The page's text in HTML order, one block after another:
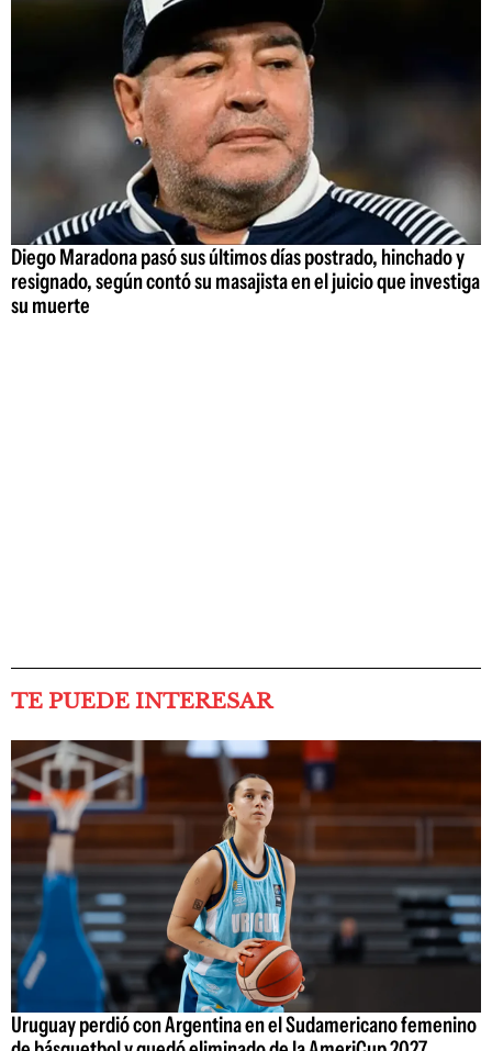
Diego Maradona pasó sus últimos días postrado, hinchado y
resignado, según contó su masajista en el juicio que investiga
su muerte
TE PUEDE INTERESAR
Uruguay perdió con Argentina en el Sudamericano femenino